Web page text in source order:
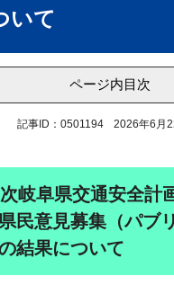
いて
ページ内目次
記事ID：0501194 2026年6月
次岐阜県交通安全計
民意見募集（パブ
結果について